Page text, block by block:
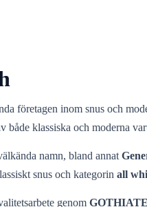
företagen inom snus och
både klassiska och moderna
namn, bland annat
snus och kategorin all
genom